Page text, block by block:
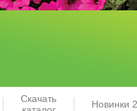
Скачать
Новинки